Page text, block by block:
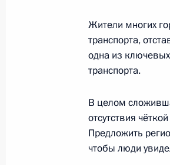
10 июля,
10 июля 2026 года,
Жители многих
транспорта,
одна из
транспорта.
В целом
отсутствия
Предложить
чтобы люди